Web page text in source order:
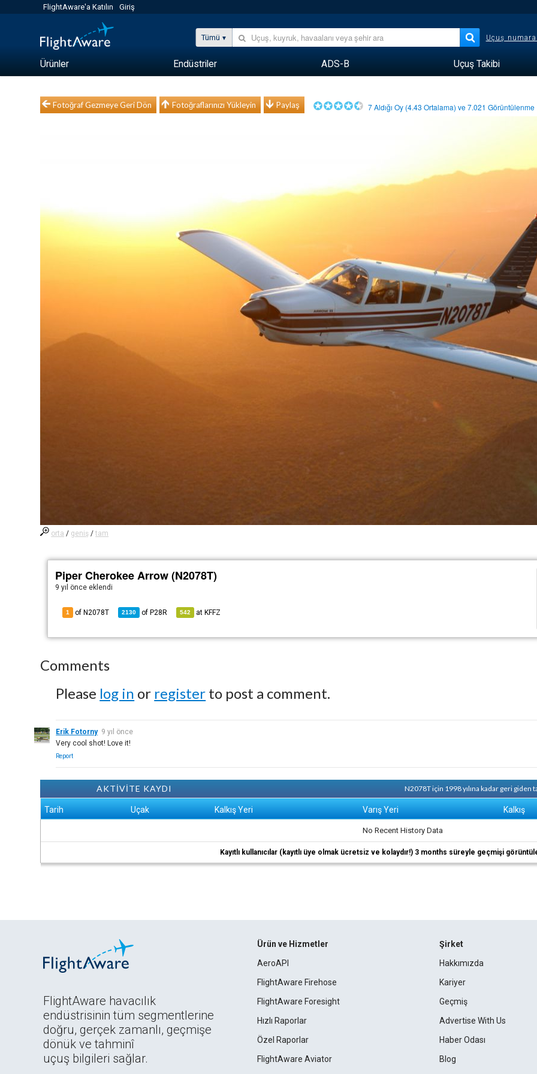
FlightAware'a Katılın Giriş
Tümü Uçuş
Ürünler Endüstriler ADS-B Uçuş Takibi
Fotoğraf Gezmeye Geri Dön Fotoğraflarınızı Yükleyin Paylaş 7Aldığı Oy (4.43 Ortalama) ve7.021
orta / geniş /tam
Piper Cherokee Arrow (N2078T)
9 yıl önce eklendi
1 of N2078T 2130 of P28R 542 at KFFZ
Comments
Please log in or register to post a comment.
Erik Fotorny 9 yıl önce
Very cool shot! Love it!
Report
AKTİVİTE KAYDI N2078T için 1998 yılına kadar geri
Tarih Uçak Kalkış Yeri Varış Yeri Kalkış
No Recent History Data
Kayıtlı kullanıcılar (kayıtlı üye olmak ücretsiz ve kolaydır!) 3 months süreyle geçmişi
FlightAware havacılık
endüstrisinin tüm segmentlerine
doğru, gerçek zamanlı, geçmişe
dönük ve tahminî
uçuş bilgileri sağlar.
Ürün ve Hizmetler
AeroAPI
FlightAware Firehose
FlightAware Foresight
Hızlı Raporlar
Özel Raporlar
FlightAware Aviator
Şirket
Hakkımızda
Kariyer
Geçmiş
Advertise With Us
Haber Odası
Blog